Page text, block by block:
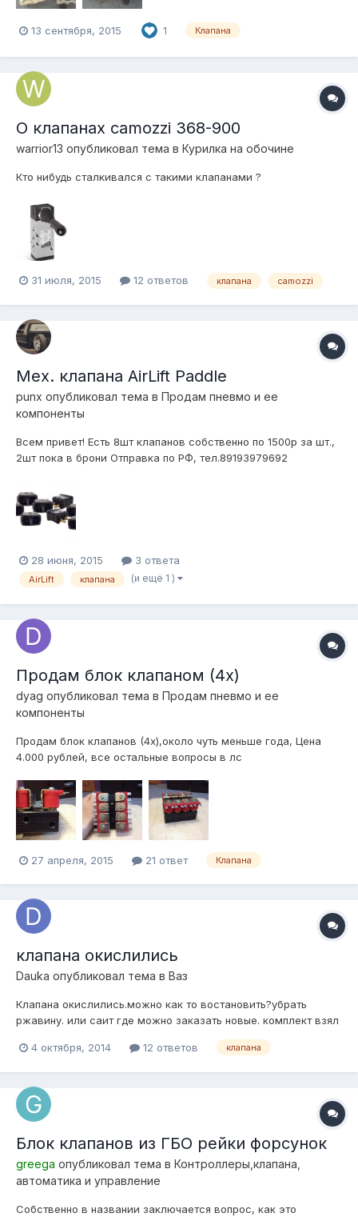
13 сентября, 2015 1 Клапана
О клапанах camozzi 368-900
warrior13 опубликовал тема в Курилка на обочине
Кто нибудь сталкивался с такими клапанами ?
31 июля, 2015 12 ответов клапана camozzi
Мех. клапана AirLift Paddle
punx опубликовал тема в Продам пневмо и ее
компоненты
Всем привет! Есть 8шт клапанов собственно по 1500р за шт.,
2шт пока в брони Отправка по РФ, тел.89193979692
28 июня, 2015 3 ответа
AirLift клапана (и ещё 1 )
Продам блок клапаном (4х)
dyag опубликовал тема в Продам пневмо и ее
компоненты
Продам блок клапанов (4х),около чуть меньше года, Цена
4.000 рублей, все остальные вопросы в лс
27 апреля, 2015 21 ответ Клапана
клапана окислились
Dauka опубликовал тема в Ваз
Клапана окислились.можно как то востановить?убрать
ржавину. или саит где можно заказать новые. комплект взял
преобрести
4 октября, 2014 12 ответов клапана
Блок клапанов из ГБО рейки форсунок
greega опубликовал тема в Контроллеры,клапана,
автоматика и управление
Собственно в названии заключается вопрос, как это